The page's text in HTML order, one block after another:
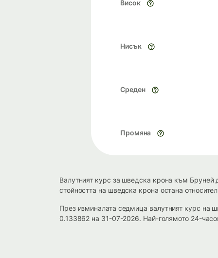
Висок
Нисък
Среден
Промяна
Валутният курс за шведска крона към
стойността на шведска крона остана
През изминалата седмица валутният курс
0.133862 на 31-07-2026. Най-голямото 24-